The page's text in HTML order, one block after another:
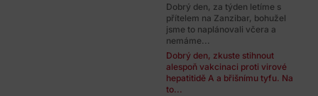
Dobrý den, za týden letíme s
přítelem na Zanzibar, bohužel
jsme to naplánovali včera a
nemáme...
Dobrý den, zkuste stihnout
alespoň vakcinaci proti virové
hepatitidě A a břišnímu tyfu. Na
to...